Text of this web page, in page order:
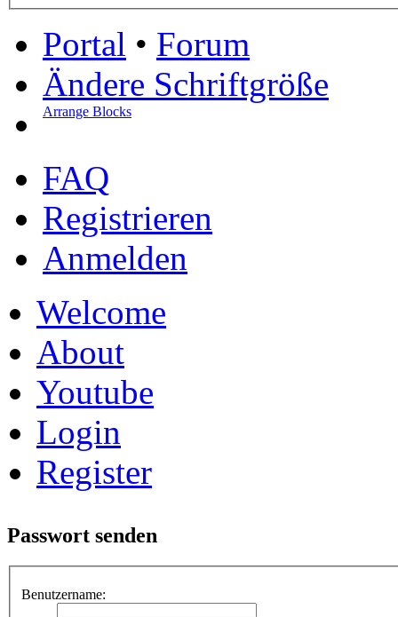
Portal • Forum
Ändere Schriftgröße
Arrange Blocks
FAQ
Registrieren
Anmelden
Welcome
About
Youtube
Login
Register
Passwort senden
Benutzername: